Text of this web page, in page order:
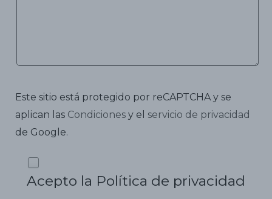
Este sitio está protegido por reCAPTCHA y se
aplican las Condiciones y el servicio de privacidad
de Google.
Acepto la Política de privacidad